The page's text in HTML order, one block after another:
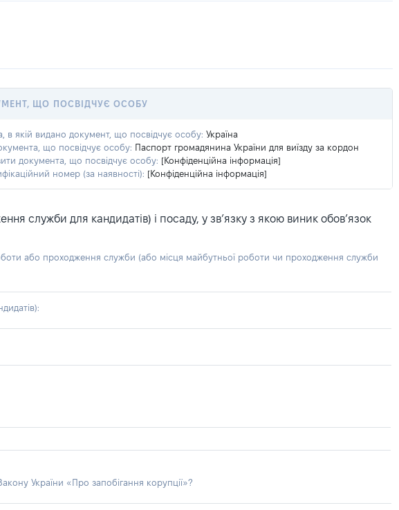
ЩО ПОСВІДЧУЄ ОСОБУ
в якій видано документ, що посвідчує особу: Україна
що посвідчує особу: Паспорт громадянина України для виїзду за кордон
документа, що посвідчує особу: [Конфіденційна інформація]
номер (за наявності): [Конфіденційна інформація]
служби для кандидатів) і посаду, у зв’язку з якою виник обов’язок
або проходження служби (або місця майбутньої роботи чи проходження служби
України «Про запобігання корупції»?